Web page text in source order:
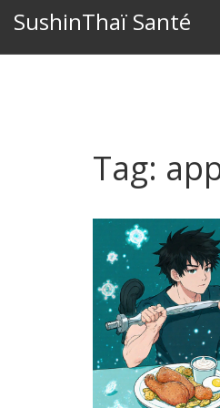
SushinThaï Santé
Tag: